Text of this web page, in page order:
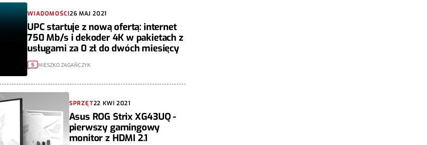
WIADOMOŚCI26 MAJ 2021
UPC startuje z nową ofertą: internet
750 Mb/s i dekoder 4K w pakietach z
usługami za 0 zł do dwóch miesięcy
5 MIESZKO ZAGAŃCZYK
SPRZĘT22 KWI 2021
Asus ROG Strix XG43UQ -
pierwszy gamingowy
monitor z HDMI 2.1